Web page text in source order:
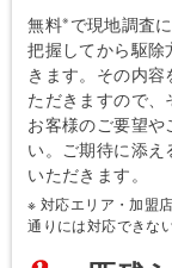
無料※ で現地調査
把握してから駆除
きます。その内
ただきますので、
お客様のご要望や
い。ご期待に添え
いただきます。
※ 対応エリア・加盟
通りには対応できな